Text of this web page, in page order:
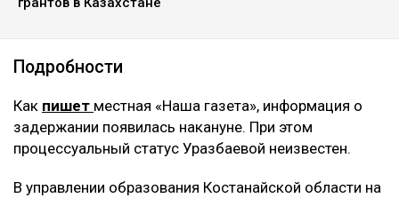
Подробности
Как пишет местная «Наша газета», информация о
задержании появилась накануне. При этом
процессуальный статус Уразбаевой неизвестен.
В управлении образования Костанайской области на